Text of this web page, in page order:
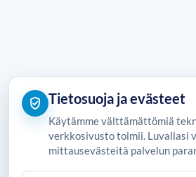
Tietosuoja ja evästeet
Käytämme välttämättömiä
verkkosivusto toimii. Luvallasi
mittausevästeitä palvelun